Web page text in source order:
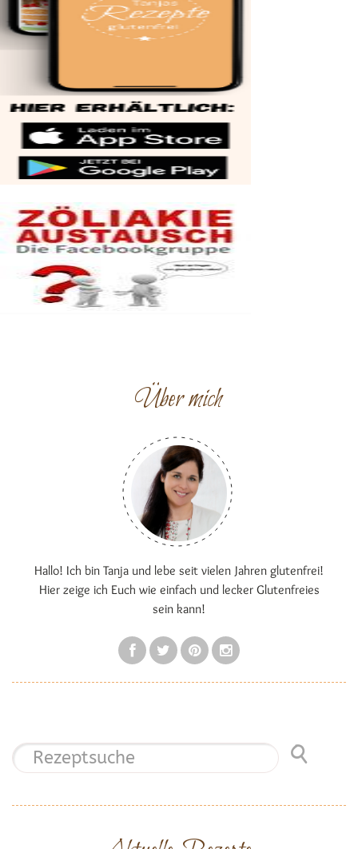
Über mich
Hallo! Ich bin Tanja und lebe seit vielen Jahren glutenfrei!
Hier zeige ich Euch wie einfach und lecker Glutenfreies
sein kann!